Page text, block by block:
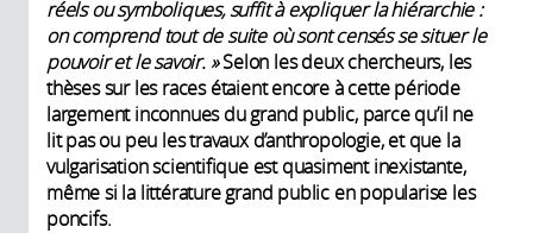
réels ou symboliques, suffit à expliquer la hiérarchie :
on comprend tout de suite où sont censés se situer le
pouvoir et le savoir. »Selon les deux chercheurs, les
thèses sur les races étaient encore à cette période
largement inconnues du grand public, parce qu’il ne
lit pas ou peu les travaux d’anthropologie, et que la
vulgarisation scientifique est quasiment inexistante,
même si la littérature grand public en popularise les
poncifs.